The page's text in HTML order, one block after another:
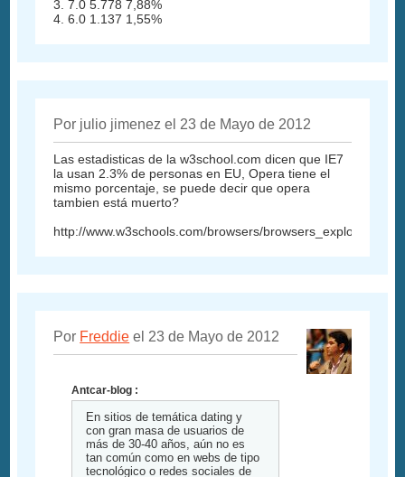
3. 7.0 5.778 7,88%
4. 6.0 1.137 1,55%
Por julio jimenez el 23 de Mayo de 2012
Las estadisticas de la w3school.com dicen que IE7
la usan 2.3% de personas en EU, Opera tiene el
mismo porcentaje, se puede decir que opera
tambien está muerto?
http://www.w3schools.com/browsers/browsers_explorer.asp
Por Freddie el 23 de Mayo de 2012
Antcar-blog :
En sitios de temática dating y
con gran masa de usuarios de
más de 30-40 años, aún no es
tan común como en webs de tipo
tecnológico o redes sociales de